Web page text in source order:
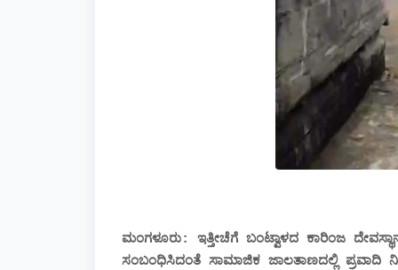
ಮಂಗಳೂರು: ಇತ್ತೀಚೆಗೆ ಬಂಟ್ವಾಳದ ಕಾರಿಂಜ
ಸಂಬಂಧಿಸಿದಂತೆ ಸಾಮಾಜಿಕ ಜಾಲತಾಣದಲ್ಲಿ